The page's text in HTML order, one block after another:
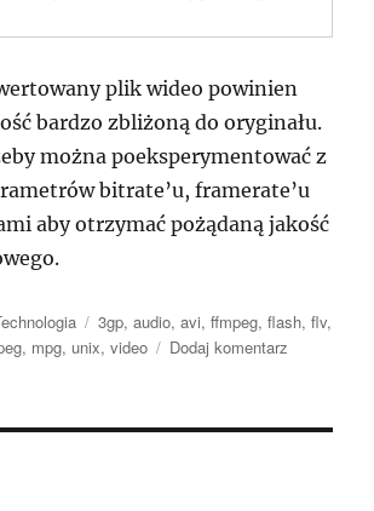
plik wideo powinien
bardzo zbliżoną do oryginału.
można poeksperymentować z
bitrate’u, framerate’u
aby otrzymać pożądaną jakość
Tagi
3gp,audio,avi,ffmpeg,flash,flv,
, mpg, unix,video Dodaj komentarz
wideo